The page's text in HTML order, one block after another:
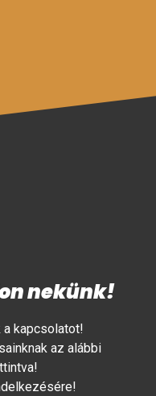
nekünk!
a kapcsolatot!
az alábbi